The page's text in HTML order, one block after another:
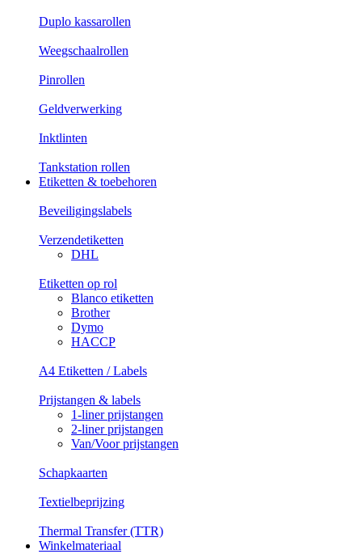
Duplo kassarollen
Weegschaalrollen
Pinrollen
Geldverwerking
Inktlinten
Tankstation rollen
Etiketten & toebehoren
Beveiligingslabels
Verzendetiketten
DHL
Etiketten op rol
Blanco etiketten
Brother
Dymo
HACCP
A4 Etiketten / Labels
Prijstangen & labels
1-liner prijstangen
2-liner prijstangen
Van/Voor prijstangen
Schapkaarten
Textielbeprijzing
Thermal Transfer (TTR)
Winkelmateriaal